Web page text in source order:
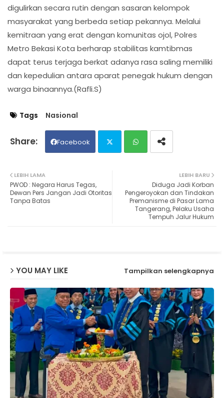
digulirkan secara rutin dengan sasaran kelompok
masyarakat yang berbeda setiap pekannya. Melalui
kemitraan yang erat dengan komunitas ojol, Polres
Metro Bekasi Kota berharap stabilitas kamtibmas
dapat terus terjaga berkat adanya rasa saling memiliki
dan kepedulian antara aparat penegak hukum dengan
warga binaannya.(Rafli.S)
Tags Nasional
Facebook
ap
LEBIH BARU
Diduga Jadi Korban
Pengeroyokan dan Tindakan
Premanisme di Pasar Lama
Tangerang, Pelaku Usaha
Tempuh Jalur Hukum
LEBIH LAMA
PWOD : Negara Harus Tegas,
Dewan Pers Jangan Jadi Otoritas
Tanpa Batas
YOU MAY LIKE Tampilkan selengkapnya